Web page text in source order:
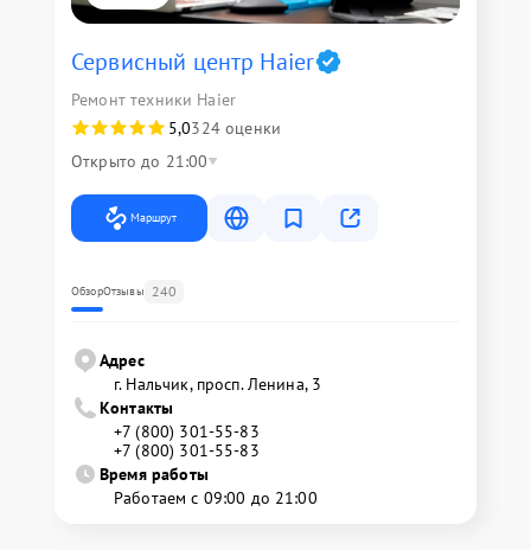
Сервисный центр Haier
Ремонт техники Haier
5,0324 оценки
Открыто до 21:00
Маршрут
ОбзорОтзывы 240
Адрес
г. Нальчик, просп. Ленина, 3
Контакты
+7 (800) 301-55-83
+7 (800) 301-55-83
Время работы
Работаем с 09:00 до 21:00